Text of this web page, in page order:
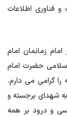
فناوری اطلاعات
زمانمان امام
حضرت امام
گرامی می دارم.
شهدای برجسته و
و درود بر همه